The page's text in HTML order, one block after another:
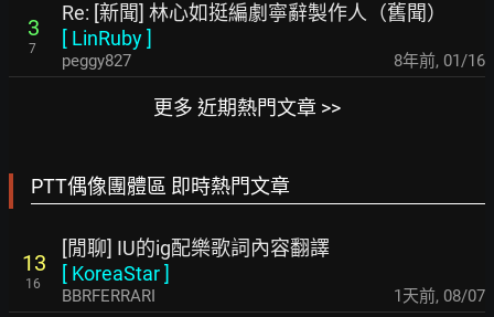
3
7
Re: [新聞] 林心如挺編劇寧辭製作人（舊聞）
[ LinRuby]
peggy827 8年前, 01/16
更多 近期熱門文章 >>
PTT偶像團體區 即時熱門文章
13
16
[閒聊] IU的ig配樂歌詞內容翻譯
[ KoreaStar]
BBRFERRARI 1天前, 08/07